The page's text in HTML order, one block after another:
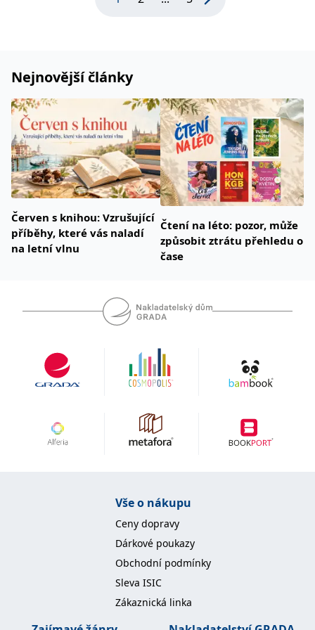
Nejnovější články
Červen s knihou: Vzrušující
příběhy, které vás naladí
na letní vlnu
Čtení na léto: pozor, může
způsobit ztrátu přehledu o
čase
Vše o nákupu
Ceny dopravy
Dárkové poukazy
Obchodní podmínky
Sleva ISIC
Zákaznická linka